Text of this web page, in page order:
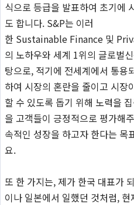
식으로 등급을 발표하여 초기에
도 합니다. S&P는 이러
한 Sustainable Finance 및
의 노하우와 세계 1위의 글로벌
탕으로, 적기에 전세계에서 통용
하여 시장의 혼란을 줄이고 시장
할 수 있도록 돕기 위해 노력을
을 고객들이 긍정적으로 평가해
속적인 성장을 하고자 한다는 목
요.
또 한 가지는, 제가 한국 대표가
이나 일본에서 일했던 것처럼,